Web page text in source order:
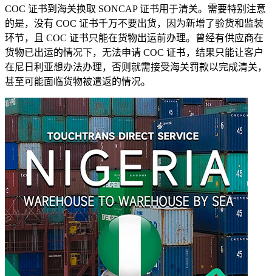
COC 证书到海关换取 SONCAP 证书用于清关。需要特别注意
的是，没有 COC 证书千万不要出货，因为新增了验货和监装
环节，且 COC 证书只能在货物出运前办理。曾经有供应商在
货物已出运的情况下，无法申请 COC 证书，结果只能让客户
在尼日利亚想办法办理，否则就需接受海关罚款以完成清关，
甚至可能面临货物被遣返的情况。